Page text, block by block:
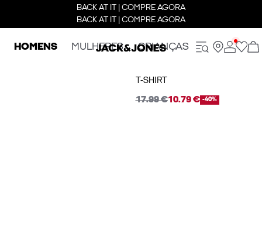
BACK AT IT | COMPRE AGORA
BACK AT IT | COMPRE AGORA
HOMENS MULHERES CRIANÇAS
T-SHIRT
17.99 €10.79 € -40%